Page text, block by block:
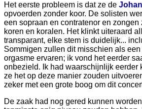
Het eerste probleem is dat ze de
opvoerden zonder koor. De solisten
een sopraan en contratenor en zongen
koren en koralen. Het klinkt uiteraard
transparant, elke stem is duidelijk...
Sommigen zullen dit misschien als
orgasme ervaren; ik vond het eerder
onbezield. Ik had waarschijnlijk eerder
ze het op deze manier zouden
zeker met een grote boog om dit
De zaak had nog gered kunnen